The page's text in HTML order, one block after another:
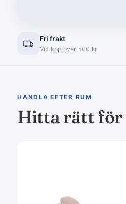
Fri frakt
Vid köp över 500 kr
HANDLA EFTER RUM
Hitta rätt för